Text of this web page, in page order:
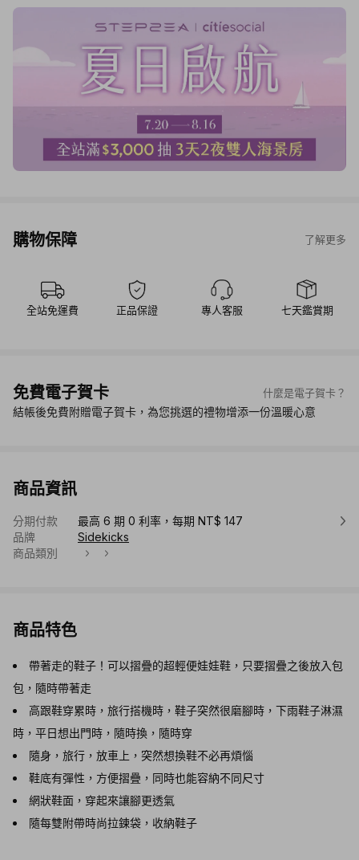
購物保障 了解更多
全站免運費 正品保證 專人客服 七天鑑賞期
免費電子賀卡 什麼是電子賀卡？
結帳後免費附贈電子賀卡，為您挑選的禮物增添一份溫暖心意
商品資訊
分期付款
最高 6 期 0 利率，每期 NT$ 147
品牌
Sidekicks
商品類別
商品特色
帶著走的鞋子！可以摺疊的超輕便娃娃鞋，只要摺疊之後放入包
包，隨時帶著走
高跟鞋穿累時，旅行搭機時，鞋子突然很磨腳時，下雨鞋子淋濕
時，平日想出門時，隨時換，隨時穿
隨身，旅行，放車上，突然想換鞋不必再煩惱
鞋底有彈性，方便摺疊，同時也能容納不同尺寸
網狀鞋面，穿起來讓腳更透氣
隨每雙附帶時尚拉鍊袋，收納鞋子